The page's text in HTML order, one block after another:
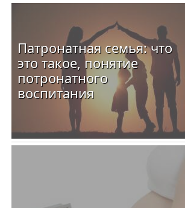
Патронатная семья: что
это такое, понятие
потронатного
воспитания